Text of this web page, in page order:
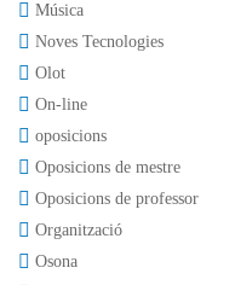
Música
Noves Tecnologies
Olot
On-line
oposicions
Oposicions de mestre
Oposicions de professor
Organització
Osona